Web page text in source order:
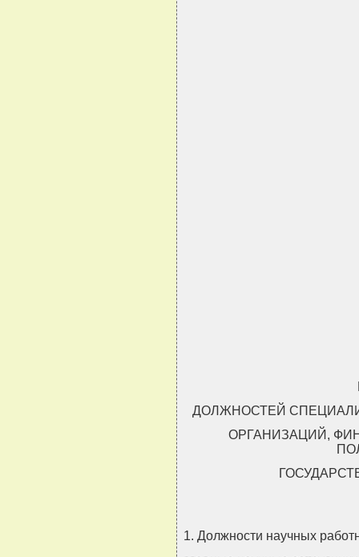
ДОЛЖНОСТЕЙ
ОРГАНИЗАЦИЙ,
1. Должности научных